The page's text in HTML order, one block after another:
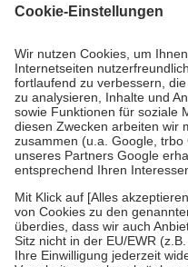
Grundsätzlich leisten
höchstens zehn Euro.
Es sind
Kosten der Leistung zu
Diese Regeln gelten
Bei Heilmitteln und
Zuzahlung zehn Prozent der
Verordnung.
Um das Engagement der
stärken und die besondere
fallenkeine Zuzahlungenan bei:
• Kindern und Jugendlichen
mit Ausnahme der Fahrkosten
• Untersuchungen zur